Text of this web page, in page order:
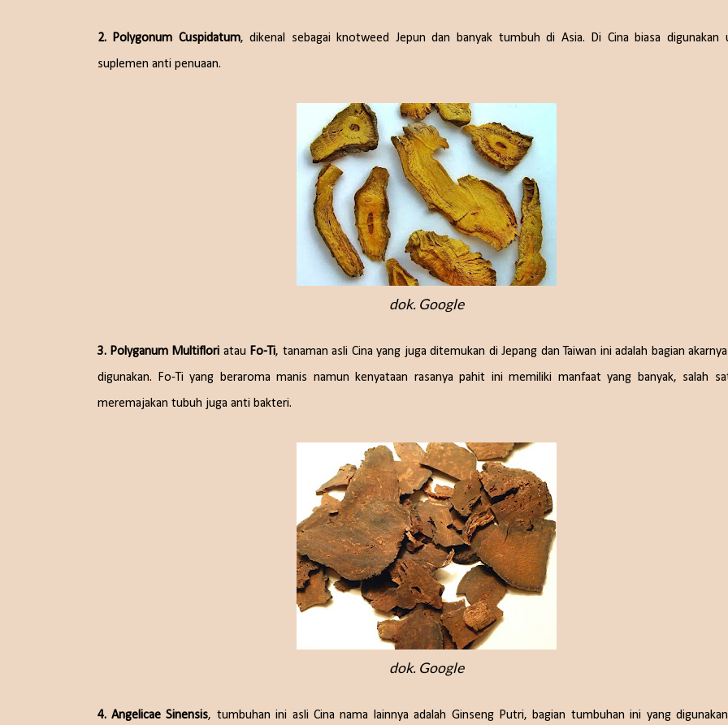
2. Polygonum Cuspidatum, dikenal sebagai knotweed Jepun dan banyak tumbuh di Asia. Di Cina biasa digunakan
suplemen anti penuaan.
dok. Google
3. Polyganum Multiflori atau Fo-Ti, tanaman asli Cina yang juga ditemukan di Jepang dan Taiwan ini adalah bagian
digunakan. Fo-Ti yang beraroma manis namun kenyataan rasanya pahit ini memiliki manfaat yang banyak, salah
meremajakan tubuh juga anti bakteri.
dok. Google
4. Angelicae Sinensis, tumbuhan ini asli Cina nama lainnya adalah Ginseng Putri, bagian tumbuhan ini yang